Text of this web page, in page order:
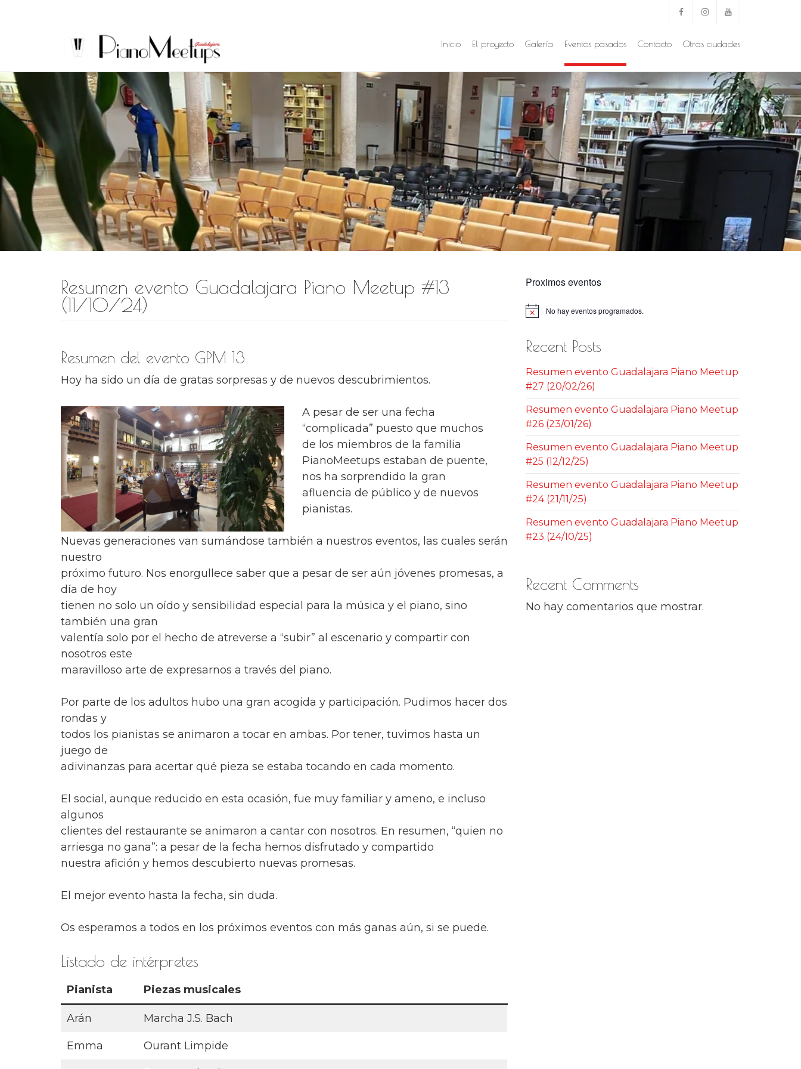
Inicio El proyecto Galería Eventos pasados Contacto Otras ciudades
Resumen evento Guadalajara Piano Meetup #13
(11/10/24)
Resumen del evento GPM 13
Hoy ha sido un día de gratas sorpresas y de nuevos descubrimientos.
A pesar de ser una fecha
“complicada” puesto que muchos
de los miembros de la familia
PianoMeetups estaban de puente,
nos ha sorprendido la gran
afluencia de público y de nuevos
pianistas.
Nuevas generaciones van sumándose también a nuestros eventos, las cuales serán
nuestro
próximo futuro. Nos enorgullece saber que a pesar de ser aún jóvenes promesas, a
día de hoy
tienen no solo un oído y sensibilidad especial para la música y el piano, sino
también una gran
valentía solo por el hecho de atreverse a “subir” al escenario y compartir con
nosotros este
maravilloso arte de expresarnos a través del piano.
Por parte de los adultos hubo una gran acogida y participación. Pudimos hacer dos
rondas y
todos los pianistas se animaron a tocar en ambas. Por tener, tuvimos hasta un
juego de
adivinanzas para acertar qué pieza se estaba tocando en cada momento.
El social, aunque reducido en esta ocasión, fue muy familiar y ameno, e incluso
algunos
clientes del restaurante se animaron a cantar con nosotros. En resumen, “quien no
arriesga no gana”: a pesar de la fecha hemos disfrutado y compartido
nuestra afición y hemos descubierto nuevas promesas.
El mejor evento hasta la fecha, sin duda.
Os esperamos a todos en los próximos eventos con más ganas aún, si se puede.
Listado de intérpretes
Pianista Piezas musicales
Arán Marcha J.S. Bach
Emma Ourant Limpide
Proximos eventos
Aviso No hay eventos programados.
Recent Posts
Resumen evento Guadalajara Piano Meetup
#27 (20/02/26)
Resumen evento Guadalajara Piano Meetup
#26 (23/01/26)
Resumen evento Guadalajara Piano Meetup
#25 (12/12/25)
Resumen evento Guadalajara Piano Meetup
#24 (21/11/25)
Resumen evento Guadalajara Piano Meetup
#23 (24/10/25)
Recent Comments
No hay comentarios que mostrar.